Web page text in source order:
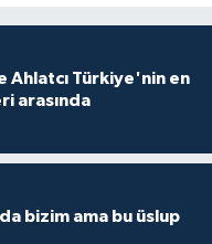
Ahlatcı Türkiye'nin en
arasında
bizim ama bu üslup